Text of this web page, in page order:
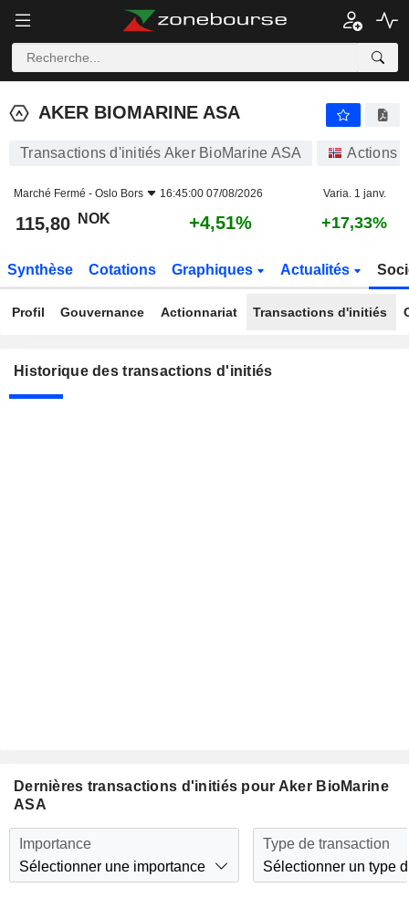
AKER BIOMARINE ASA
AKER BIOMARINE ASA
Transactions d'initiés Aker BioMarine ASA Actions
Marché Fermé - Oslo Bors 16:45:00 07/08/2026 Varia. 1 janv.
115,80 NOK +4,51% +17,33%
Synthèse Cotations Graphiques Actualités
Profil Gouvernance Actionnariat Transactions d'initiés
Historique des transactions d'initiés
Dernières transactions d'initiés pour Aker BioMarine
ASA
Importance
Sélectionner une importance
Type de transaction
Sélectionner un type